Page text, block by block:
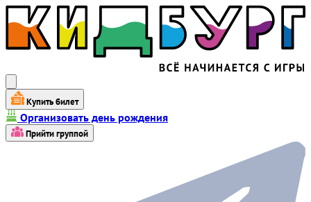
Купить билет
Организовать день рождения
Прийти группой